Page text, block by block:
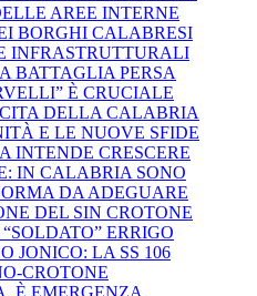
AREE INTERNE
BORGHI CALABRESI
INFRASTRUTTURALI
BATTAGLIA PERSA
È CRUCIALE
DELLA CALABRIA
E LE NUOVE SFIDE
INTENDE CRESCERE
IN CALABRIA SONO
DA ADEGUARE
DEL SIN CROTONE
ERRIGO
JONICO: LA SS 106
CROTONE
È EMERGENZA